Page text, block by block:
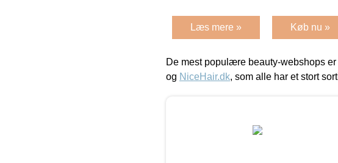
Læs mere » Køb nu »
De mest populære beauty-webshops
og NiceHair.dk, som alle har et stort